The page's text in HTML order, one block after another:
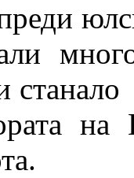
станало
на